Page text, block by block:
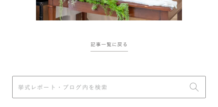
記事一覧に戻る